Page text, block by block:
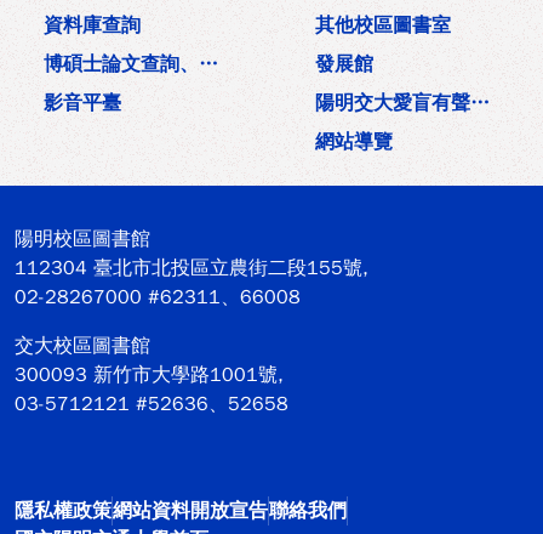
資料庫查詢
博碩士論文查詢、上傳
影音平臺
其他校區圖書室
發展館
陽明交大愛盲有聲雜誌
網站導覽
陽明校區圖書館
112304 臺北市北投區立農街二段155號,
02-28267000 #62311、66008
交大校區圖書館
300093 新竹市大學路1001號,
03-5712121 #52636、52658
回首頁
隱私權政策網站資料開放宣告聯絡我們